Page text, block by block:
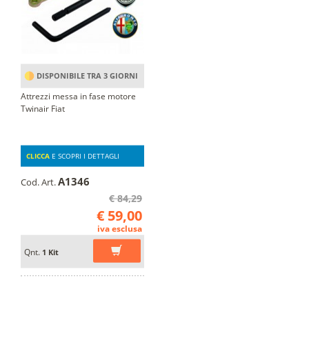
DISPONIBILE TRA 3 GIORNI
Attrezzi messa in fase motore
Twinair Fiat
CLICCA E SCOPRI I DETTAGLI
Cod. Art.A1346
€ 84,29
€ 59,00
iva esclusa
Qnt. 1 Kit